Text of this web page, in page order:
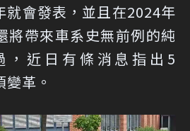
就會發表，並且在2024年
將帶來車系史無前例的純
，近日有條消息指出5
革。